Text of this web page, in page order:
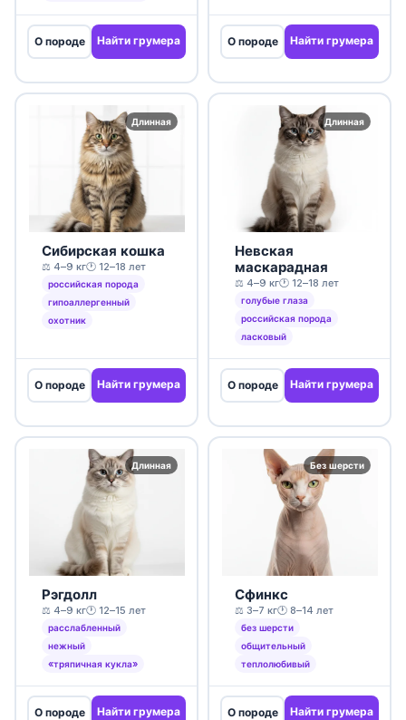
О породе Найти грумера О породе Найти грумера
Длинная
Сибирская кошка
⚖️ 4–9 кг🕐 12–18 лет
российская порода
гипоаллергенный
охотник
О породе Найти грумера
Длинная
Невская
маскарадная
⚖️ 4–9 кг🕐 12–18 лет
голубые глаза
российская порода
ласковый
О породе Найти грумера
Длинная
Рэгдолл
⚖️ 4–9 кг🕐 12–15 лет
расслабленный
нежный
«тряпичная кукла»
О породе Найти грумера
Без шерсти
Сфинкс
⚖️ 3–7 кг🕐 8–14 лет
без шерсти
общительный
теплолюбивый
О породе Найти грумера